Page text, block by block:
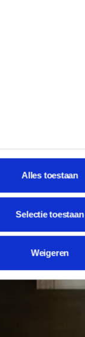
Alles toestaan
Selectie toestaan
Weigeren